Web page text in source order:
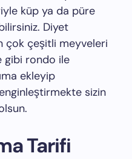
küp ya da püre
Diyet
çok çeşitli meyveleri
gibi rondo ile
ekleyip
sizin
Tarifi